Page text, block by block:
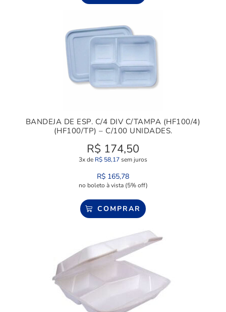
BANDEJA DE ESP. C/4 DIV C/TAMPA (HF100/4)
(HF100/TP) – C/100 UNIDADES.
R$ 174,50
3x de R$ 58,17sem juros
R$ 165,78
no boleto à vista (5% off)
COMPRAR